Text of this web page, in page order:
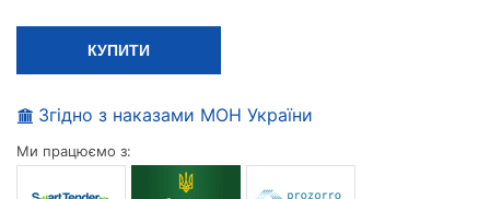
КУПИТИ
Згідно з наказами МОН України
Ми працюємо з: